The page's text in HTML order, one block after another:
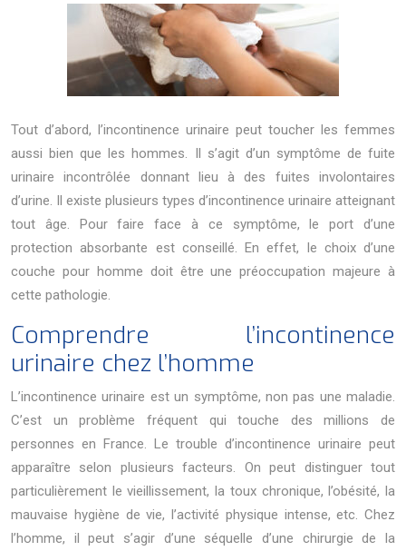
Tout d’abord, l’incontinence urinaire peut toucher les femmes
aussi bien que les hommes. Il s’agit d’un symptôme de fuite
urinaire incontrôlée donnant lieu à des fuites involontaires
d’urine. Il existe plusieurs types d’incontinence urinaire atteignant
tout âge. Pour faire face à ce symptôme, le port d’une
protection absorbante est conseillé. En effet, le choix d’une
couche pour homme doit être une préoccupation majeure à
cette pathologie.
Comprendre l’incontinence
urinaire chez l’homme
L’incontinence urinaire est un symptôme, non pas une maladie.
C’est un problème fréquent qui touche des millions de
personnes en France. Le trouble d’incontinence urinaire peut
apparaître selon plusieurs facteurs. On peut distinguer tout
particulièrement le vieillissement, la toux chronique, l’obésité, la
mauvaise hygiène de vie, l’activité physique intense, etc. Chez
l’homme, il peut s’agir d’une séquelle d’une chirurgie de la